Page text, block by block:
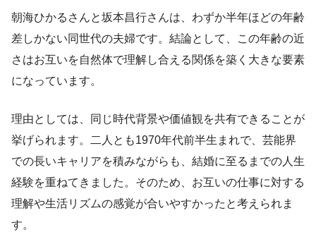
朝海ひかるさんと坂本昌行さんは、わずか半年ほどの年齢
差しかない同世代の夫婦です。結論として、この年齢の近
さはお互いを自然体で理解し合える関係を築く大きな要素
になっています。
理由としては、同じ時代背景や価値観を共有できることが
挙げられます。二人とも1970年代前半生まれで、芸能界
での長いキャリアを積みながらも、結婚に至るまでの人生
経験を重ねてきました。そのため、お互いの仕事に対する
理解や生活リズムの感覚が合いやすかったと考えられま
す。